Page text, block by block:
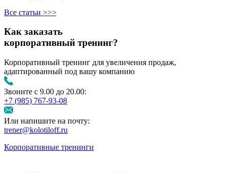
Все статьи >>>
Как заказать
корпоративный тренинг?
Корпоративный тренинг для увеличения продаж,
адаптированный под вашу компанию
Звоните с 9.00 до 20.00:
+7 (985) 767‑93‑08
Или напишите на почту:
trener@kolotiloff.ru
Корпоративные тренинги